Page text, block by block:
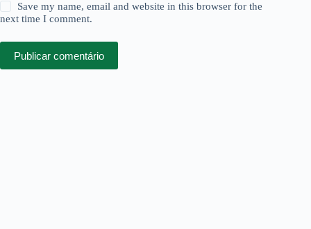
Save my name, email and website in this browser for the
next time I comment.
Publicar comentário